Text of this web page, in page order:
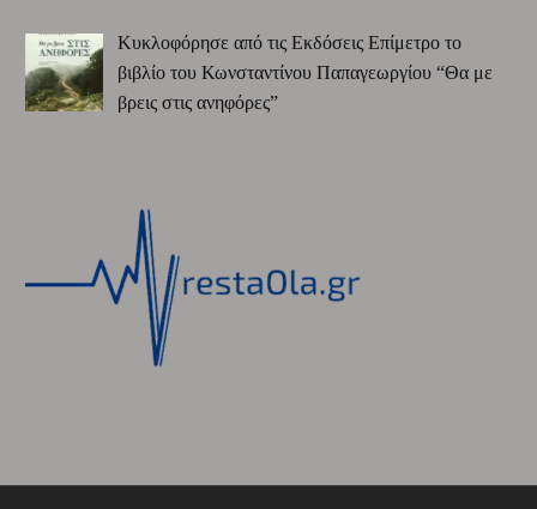
Κυκλοφόρησε από τις Εκδόσεις Επίμετρο το
βιβλίο του Κωνσταντίνου Παπαγεωργίου “Θα με
βρεις στις ανηφόρες”